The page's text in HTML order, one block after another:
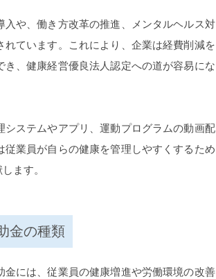
や、働き方改革の推進、メンタルヘルス対
ています。これにより、企業は経費削減を
、健康経営優良法人認定への道が容易にな
ステムやアプリ、運動プログラムの動画配
業員が自らの健康を管理しやすくするため
ます。
金の種類
には、従業員の健康増進や労働環境の改善